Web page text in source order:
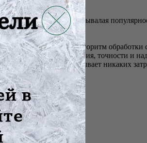
Этим объясняется небывалая
работе.
математический алгоритм обработки
быстродействия, точности и
и логично, что не вызывает никаких